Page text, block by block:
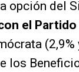
opción del
el
los